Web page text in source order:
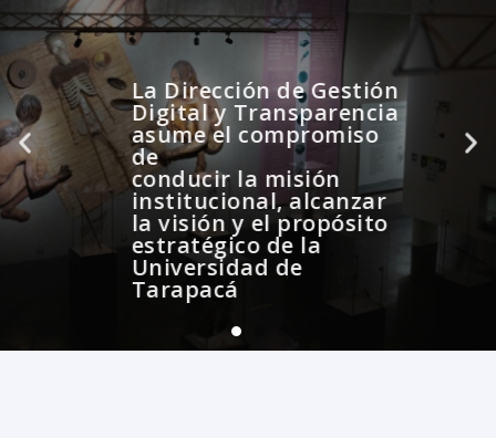
La Dirección de Gestión
Digital y Transparencia
asume el compromiso
de
conducir la misión
institucional, alcanzar
la visión y el propósito
estratégico de la
Universidad de
Tarapacá